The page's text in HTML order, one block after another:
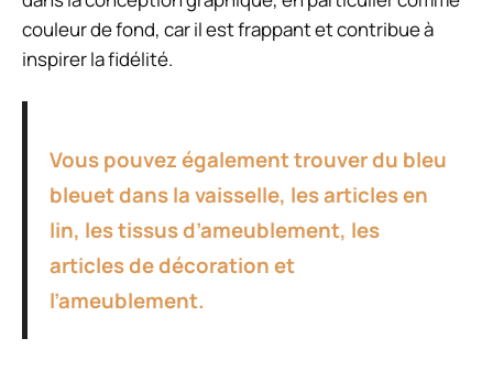
couleur de fond, car il est frappant et contribue à
inspirer la fidélité.
Vous pouvez également trouver du bleu
bleuet dans la vaisselle, les articles en
lin, les tissus d’ameublement, les
articles de décoration et
l’ameublement.